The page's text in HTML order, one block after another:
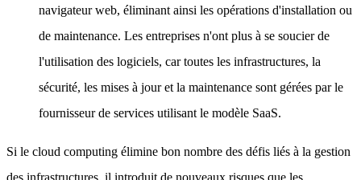
navigateur web, éliminant ainsi les opérations d'installation ou
de maintenance. Les entreprises n'ont plus à se soucier de
l'utilisation des logiciels, car toutes les infrastructures, la
sécurité, les mises à jour et la maintenance sont gérées par le
fournisseur de services utilisant le modèle SaaS.
Si le cloud computing élimine bon nombre des défis liés à la gestion
des infrastructures, il introduit de nouveaux risques que les